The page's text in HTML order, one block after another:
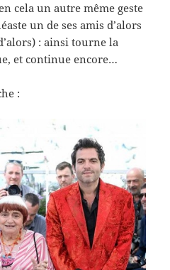
cela un autre même geste
un de ses amis d’alors
: ainsi tourne la
et continue encore…
: